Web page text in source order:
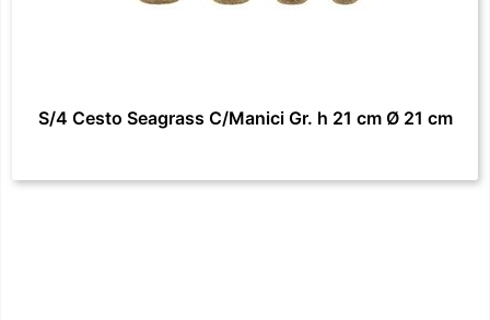
S/4 Cesto Seagrass C/Manici Gr. h 21 cm Ø 21 cm